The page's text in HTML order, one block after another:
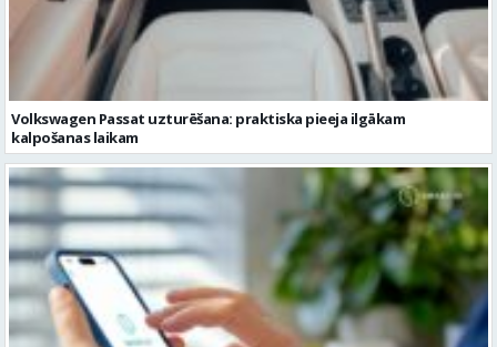
Volkswagen Passat uzturēšana: praktiska pieeja ilgākam
kalpošanas laikam